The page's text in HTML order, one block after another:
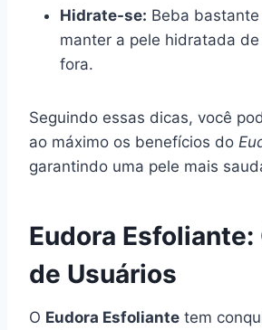
Hidrate-se: Beba
manter a pele hidratada
fora.
Seguindo essas dicas, você
ao máximo os benefícios do
garantindo uma pele mais
Eudora
de Usuários
O Eudora Esfoliante tem